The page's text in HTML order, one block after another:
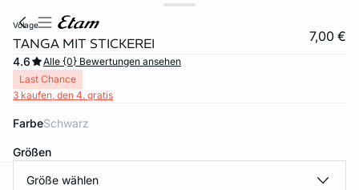
volage
TANGA MIT STICKEREI 7,00 €
4.6
Alle {0} Bewertungen ansehen
Last Chance
3 kaufen, den 4. gratis
Farbe schwarz
Größen
Größe wählen